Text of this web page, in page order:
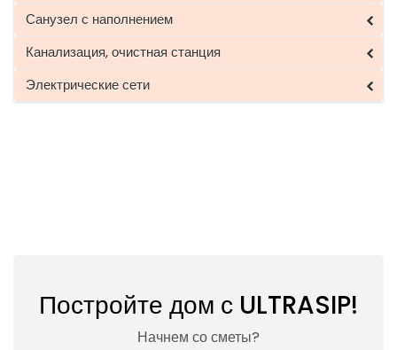
Санузел с наполнением
Канализация, очистная станция
Электрические сети
Постройте дом с ULTRASIP!
Начнем со сметы?